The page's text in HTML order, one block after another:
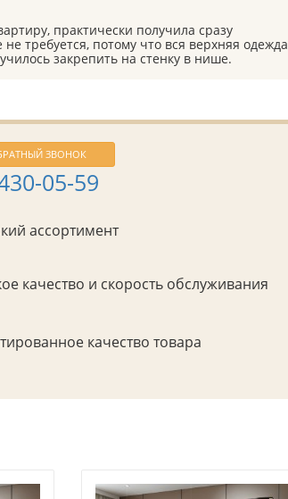
практически получила сразу
требуется, потому что вся верхняя одежда
закрепить на стенку в нише.
ЗВОНОК
05-59
ассортимент
качество и скорость обслуживания
качество товара